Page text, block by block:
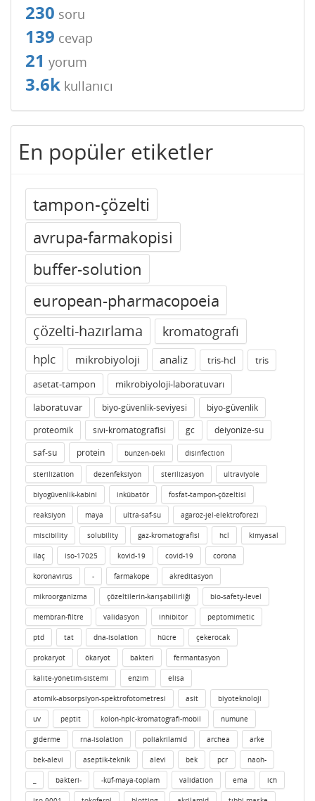
230 soru
139 cevap
21 yorum
3.6k kullanıcı
En popüler etiketler
tampon-çözelti
avrupa-farmakopisi
buffer-solution
european-pharmacopoeia
çözelti-hazırlama kromatografi
hplc mikrobiyoloji analiz tris-hcl
tris
asetat-tampon
mikrobiyoloji-laboratuvarı
laboratuvar
biyo-güvenlik-seviyesi
biyo-güvenlik
proteomik
sıvı-kromatografisi gc
deiyonize-su
saf-su
protein bunzen-beki disinfection
sterilization dezenfeksiyon sterilizasyon ultraviyole
biyogüvenlik-kabini inkübatör fosfat-tampon-çözeltisi
reaksiyon maya ultra-saf-su agaroz-jel-elektroforezi
miscibility solubility gaz-kromatografisi hcl kimyasal
ilaç iso-17025 kovid-19 covid-19 corona
koronavirüs - farmakope akreditasyon
mikroorganizma çözeltilerin-karışabilirliği bio-safety-level
membran-filtre validasyon inhibitor peptomimetic
ptd tat dna-isolation hücre çekerocak
prokaryot ökaryot bakteri fermantasyon
kalite-yönetim-sistemi enzim elisa
atomik-absorpsiyon-spektrofotometresi asit biyoteknoloji
uv peptit kolon-hplc-kromatografi-mobil numune
giderme rna-isolation poliakrilamid archea arke
bek-alevi aseptik-teknik alevi bek pcr naoh-
bakteri- -küf-maya-toplam validation ema ich